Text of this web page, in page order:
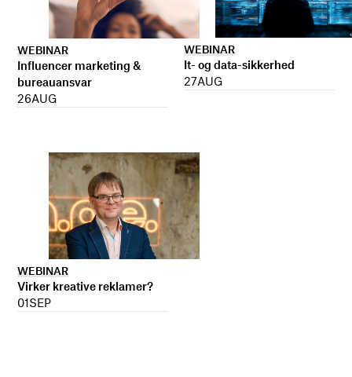
WEBINAR
Influencer marketing &
bureauansvar
26AUG
WEBINAR
It- og data-sikkerhed
27AUG
WEBINAR
Virker kreative reklamer?
01SEP